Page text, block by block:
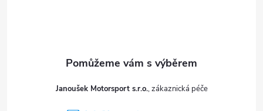
Janoušek Motorsport s.r.o.